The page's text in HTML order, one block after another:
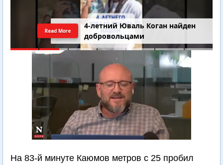
4-летний Юваль Коган найден
добровольцами
Read More
На 83-й минуте Каюмов метров с 25 пробил